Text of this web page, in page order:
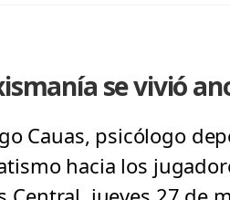
se vivió
Cauas, psicólogo
hacia los